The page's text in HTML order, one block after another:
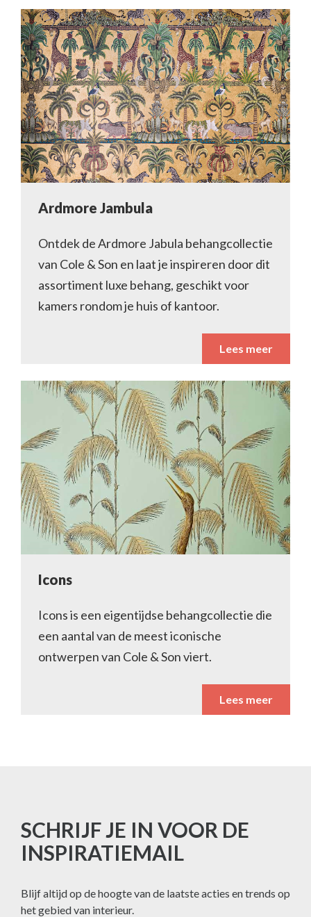
Ardmore Jambula
Ontdek de Ardmore Jabula behangcollectie
van Cole & Son en laat je inspireren door dit
assortiment luxe behang, geschikt voor
kamers rondom je huis of kantoor.
Lees meer
Icons
Icons is een eigentijdse behangcollectie die
een aantal van de meest iconische
ontwerpen van Cole & Son viert.
Lees meer
SCHRIJF JE IN VOOR DE
INSPIRATIEMAIL
Blijf altijd op de hoogte van de laatste acties en trends op
het gebied van interieur.